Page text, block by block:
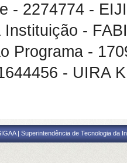
- 2274774 -
Instituição -
Programa -
- UIRA
| Superintendência de Tecnologia da